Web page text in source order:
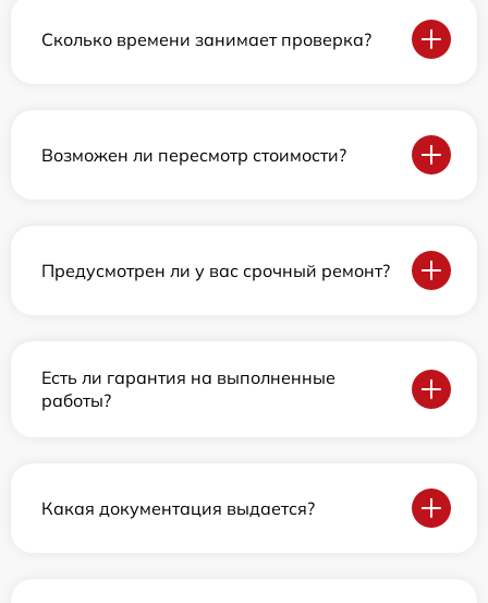
Сколько времени занимает проверка?
Возможен ли пересмотр стоимости?
Предусмотрен ли у вас срочный ремонт?
Есть ли гарантия на выполненные
работы?
Какая документация выдается?